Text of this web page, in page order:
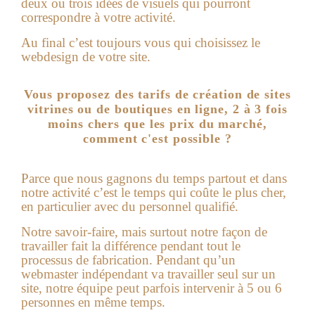
deux ou trois idées de visuels qui pourront
correspondre à votre activité.
Au final c’est toujours vous qui choisissez le
webdesign de votre site.
Vous proposez des tarifs de création de sites
vitrines ou de boutiques en ligne, 2 à 3 fois
moins chers que les prix du marché,
comment c'est possible ?
Parce que nous gagnons du temps partout et dans
notre activité c’est le temps qui coûte le plus cher,
en particulier avec du personnel qualifié.
Notre savoir-faire, mais surtout notre façon de
travailler fait la différence pendant tout le
processus de fabrication. Pendant qu’un
webmaster indépendant va travailler seul sur un
site, notre équipe peut parfois intervenir à 5 ou 6
personnes en même temps.